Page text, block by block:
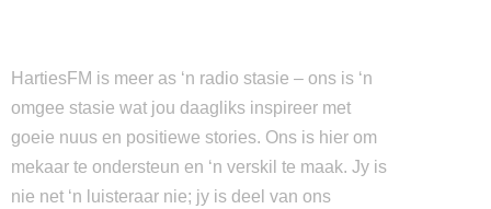
HartiesFM is meer as ‘n radio stasie – ons is ‘n
omgee stasie wat jou daagliks inspireer met
goeie nuus en positiewe stories. Ons is hier om
mekaar te ondersteun en ‘n verskil te maak. Jy is
nie net ‘n luisteraar nie; jy is deel van ons